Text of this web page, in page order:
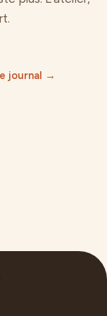
journal →